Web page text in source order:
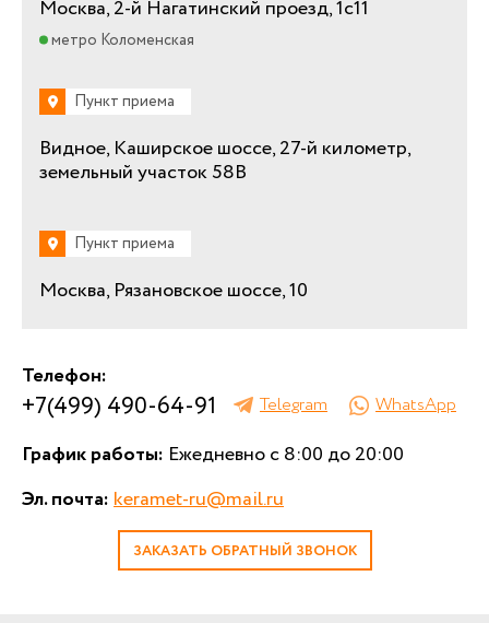
Москва, 2-й Нагатинский проезд, 1с11
метро Коломенская
Пункт приема
Видное, Каширское шоссе, 27-й километр,
земельный участок 58В
Пункт приема
Москва, Рязановское шоссе, 10
Телефон:
+7(499) 490-64-91 Telegram WhatsApp
График работы: Ежедневно с 8:00 до 20:00
Эл. почта:keramet-ru@mail.ru
ЗАКАЗАТЬ ОБРАТНЫЙ ЗВОНОК